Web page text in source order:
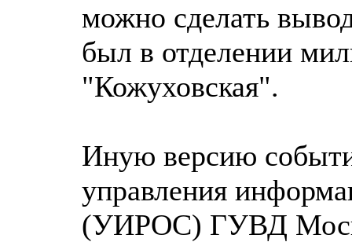
можно сделать
был в отделении
"Кожуховская".
Иную версию
управления
(УИРОС) ГУВД